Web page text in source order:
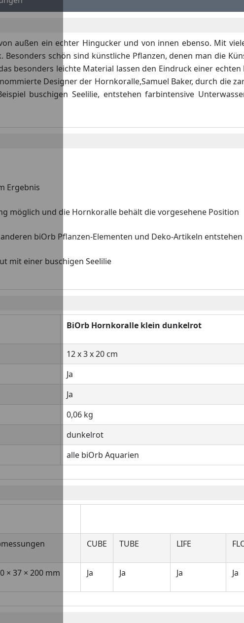
Youtube-
außen ein echter Hingucker und von innen ebenso. Mit
schön sind künstliche Pflanzen, denen man die
besonders leichte Material lassen den Eindruck einer
Designer der Hornkoralle,Samuel Baker, durch die
buschigen Seelilie, entstehen farbintensive
Ergebnis
möglich und die Hornkoralle behält die vorgesehene Position
biOrb Pflanzen-Elementen und Deko-Artikeln
mit einer buschigen Seelilie
BiOrb Hornkoralle klein dunkelrot
12 x 3 x 20 cm
Ja
Ja
0,06 kg
dunkelrot
alle biOrb Aquarien
Geeignet für
CUBE TUBE LIFE
× 37 × 200 mm Ja Ja Ja Ja